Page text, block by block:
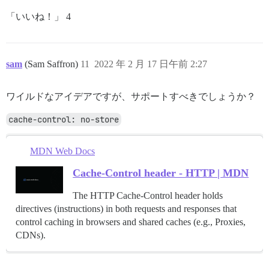
「いいね！」 4
sam (Sam Saffron) 2022 年 2 月 17 日午前 2:27
11
ワイルドなアイデアですが、サポートすべきでしょうか？
cache-control: no-store
MDN Web Docs
Cache-Control header - HTTP | MDN
The HTTP Cache-Control header holds
directives (instructions) in both requests and responses that
control caching in browsers and shared caches (e.g., Proxies,
CDNs).